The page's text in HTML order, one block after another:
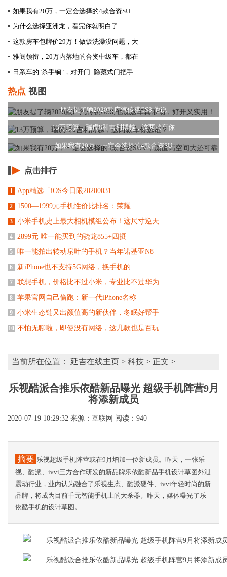
▪ 如果我有20万，一定会选择的4款合资SU
▪ 为什么选择亚洲龙，看完你就明白了
▪ 这款房车包牌价29万！做饭洗澡没问题，大
▪ 雅阁领衔，20万内落地的合资中级车，都在
▪ 日系车的"杀手锏"，对开门+隐藏式门把手
热点 视图
朋友提了辆2020款广汽传祺GS8,他说
13万预算，瑞虎8和吉利博越，这两款车你
如果我有20万，一定会选择的4款合资SU
点击排行
1 App精选「iOS今日限20200031
2 1500—1999元手机性价比排名：荣耀
3 小米手机史上最大相机模组公布！这尺寸逆天
4 2899元 唯一能买到的骁龙855+四摄
5 唯一能拍出转动扇叶的手机？当年诺基亚N8
6 新iPhone也不支持5G网络，换手机的
7 联想手机，价格比不过小米，专业比不过华为
8 苹果官网自己偷跑：新一代iPhone名称
9 小米生态链又出颜值高的新伙伴，冬眠好帮手
10 不怕无聊啦，即使没有网络，这几款也是百玩
当前所在位置： 延吉在线主页 > 科技 > 正文 >
乐视酷派合推乐依酷新品曝光 超级手机阵营9月
将添新成员
2020-07-19 10:29:32 来源：互联网 阅读：940
摘要 乐视超级手机阵营或在9月增加一位新成员。昨天，一张乐
视、酷派、ivvi三方合作研发的新品牌乐依酷新品手机设计草图外泄
震动行业，业内认为融合了乐视生态、酷派硬件、ivvi年轻时尚的新
品牌，将成为目前千元智能手机上的大杀器。昨天，媒体曝光了乐
依酷手机的设计草图。